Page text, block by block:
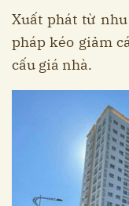
Xuất phát từ nhu
pháp kéo giảm
cấu giá nhà.